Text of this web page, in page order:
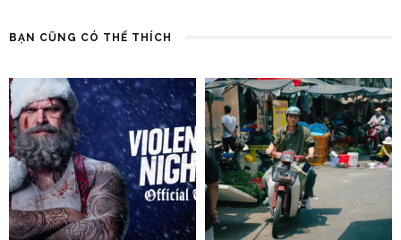
BẠN CŨNG CÓ THỂ THÍCH